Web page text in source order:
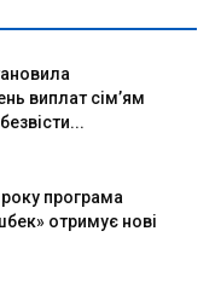
виплат сім’ям
року програма
отримує нові